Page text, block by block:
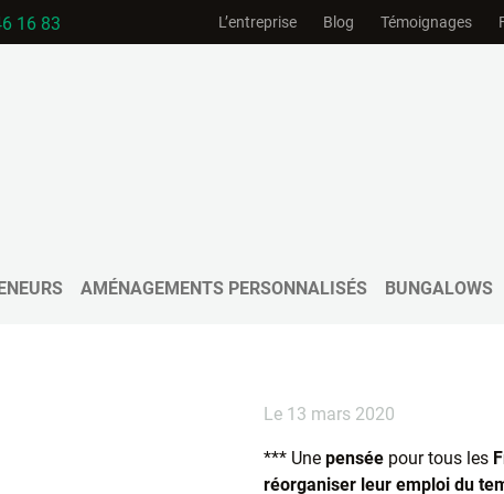
16 83 L’entreprise Blog Témoignages
AMÉNAGEMENTS PERSONNALISÉS BUNGALOWS
non périssables
Le 13 mars 2020
*** Une pensée pour tous les
réorganiser leur emploi du